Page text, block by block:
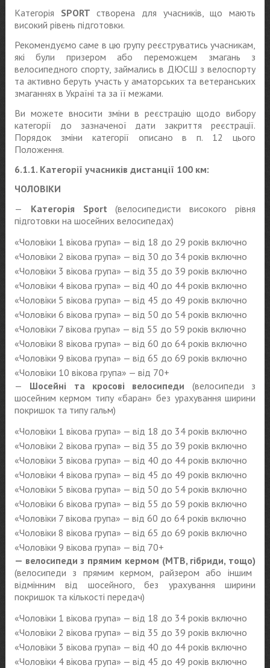
Категорія SPORT створена для учасників, що мають
високий рівень підготовки.
Рекомендуємо саме в цю групу реєструватись учасникам,
які були призером або переможцем змагань з
велосипедного спорту, займались в ДЮСШ з велоспорту
та активно беруть участь у аматорських та ветеранських
змаганнях в Україні та за її межами.
Ви можете вносити зміни в реєстрацію щодо вибору
категорії до зазначеної дати закриття реєстрації.
Порядок зміни категорії описано в п. 12 цього
Положення.
6.1.1. Категорії учасників дистанції 100 км:
ЧОЛОВІКИ
— Категорія Sport(велосипедисти високого рівня
підготовки на шосейних велосипедах)
«Чоловіки 1 вікова група» — від 18 до 29 років включно
«Чоловіки 2 вікова група» — від 30 до 34 років включно
«Чоловіки 3 вікова група» — від 35 до 39 років включно
«Чоловіки 4 вікова група» — від 40 до 44 років включно
«Чоловіки 5 вікова група» — від 45 до 49 років включно
«Чоловіки 6 вікова група» — від 50 до 54 років включно
«Чоловіки 7 вікова група» — від 55 до 59 років включно
«Чоловіки 8 вікова група» — від 60 до 64 років включно
«Чоловіки 9 вікова група» — від 65 до 69 років включно
«Чоловіки 10 вікова група» — від 70+
— Шосейні та кросові велосипеди (велосипеди з
шосейним кермом типу «баран» без урахування ширини
покришок та типу гальм)
«Чоловіки 1 вікова група» — від 18 до 34 років включно
«Чоловіки 2 вікова група» — від 35 до 39 років включно
«Чоловіки 3 вікова група» — від 40 до 44 років включно
«Чоловіки 4 вікова група» — від 45 до 49 років включно
«Чоловіки 5 вікова група» — від 50 до 54 років включно
«Чоловіки 6 вікова група» — від 55 до 59 років включно
«Чоловіки 7 вікова група» — від 60 до 64 років включно
«Чоловіки 8 вікова група» — від 65 до 69 років включно
«Чоловіки 9 вікова група» — від 70+
— велосипеди з прямим кермом (MTB, гібриди, тощо)
(велосипеди з прямим кермом, райзером або іншим
відмінним від шосейного, без урахування ширини
покришок та кількості передач)
«Чоловіки 1 вікова група» — від 18 до 34 років включно
«Чоловіки 2 вікова група» — від 35 до 39 років включно
«Чоловіки 3 вікова група» — від 40 до 44 років включно
«Чоловіки 4 вікова група» — від 45 до 49 років включно